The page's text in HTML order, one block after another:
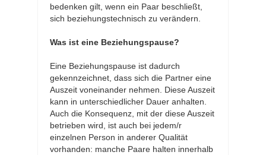
bedenken gilt, wenn ein Paar beschließt,
sich beziehungstechnisch zu verändern.
Was ist eine Beziehungspause?
Eine Beziehungspause ist dadurch
gekennzeichnet, dass sich die Partner eine
Auszeit voneinander nehmen. Diese Auszeit
kann in unterschiedlicher Dauer anhalten.
Auch die Konsequenz, mit der diese Auszeit
betrieben wird, ist auch bei jedem/r
einzelnen Person in anderer Qualität
vorhanden: manche Paare halten innerhalb